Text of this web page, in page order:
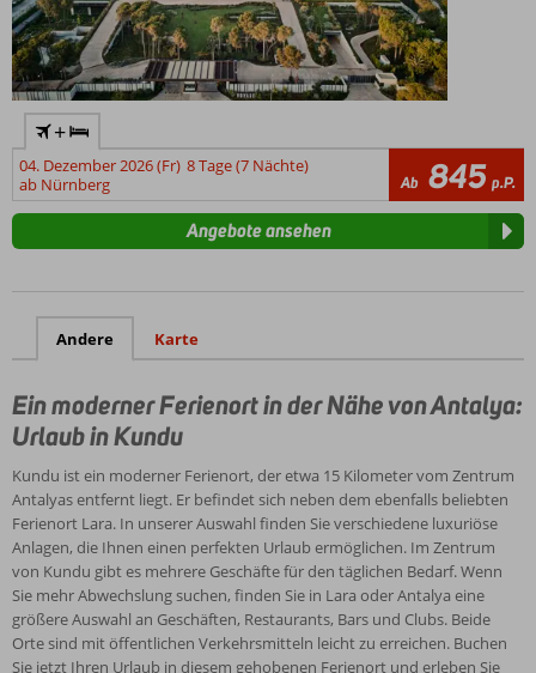
+
04. Dezember 2026 (Fr) 8 Tage (7 Nächte)
ab Nürnberg
Ab 845 p.P.
Angebote ansehen
Andere Karte
Ein moderner Ferienort in der Nähe von Antalya:
Urlaub in Kundu
Kundu ist ein moderner Ferienort, der etwa 15 Kilometer vom Zentrum
Antalyas entfernt liegt. Er befindet sich neben dem ebenfalls beliebten
Ferienort Lara. In unserer Auswahl finden Sie verschiedene luxuriöse
Anlagen, die Ihnen einen perfekten Urlaub ermöglichen. Im Zentrum
von Kundu gibt es mehrere Geschäfte für den täglichen Bedarf. Wenn
Sie mehr Abwechslung suchen, finden Sie in Lara oder Antalya eine
größere Auswahl an Geschäften, Restaurants, Bars und Clubs. Beide
Orte sind mit öffentlichen Verkehrsmitteln leicht zu erreichen. Buchen
Sie jetzt Ihren Urlaub in diesem gehobenen Ferienort und erleben Sie